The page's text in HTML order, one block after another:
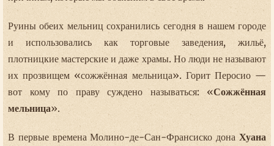
Руины обеих мельниц сохранились сегодня в нашем городе
и использовались как торговые заведения, жильё,
плотницкие мастерские и даже храмы. Но люди не называют
их прозвищем «сожжённая мельница». Горит Перосио —
вот кому по праву суждено называться: «Сожжённая
мельница».
В первые времена Молино-де-Сан-Франсиско донаХуана